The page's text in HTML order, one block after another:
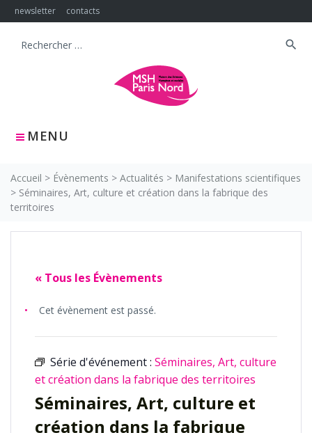
Skip
to
newsletter contacts
MENU
Search
search
Accueil > Évènements > Actualités > Manifestations scientifiques
> Séminaires, Art, culture et création dans la fabrique des
territoires
« Tous les Évènements
Cet évènement est passé.
Série d'événement : Séminaires, Art, culture
et création dans la fabrique des territoires
Séminaires, Art, culture et
création dans la fabrique